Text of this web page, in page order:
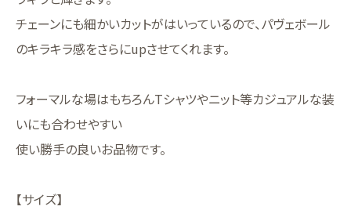
チェーンにも細かいカットがはいっているので、パヴェボール
のキラキラ感をさらにupさせてくれます。
フォーマルな場はもちろんTシャツやニット等カジュアルな装
いにも合わせやすい
使い勝手の良いお品物です。
【サイズ】